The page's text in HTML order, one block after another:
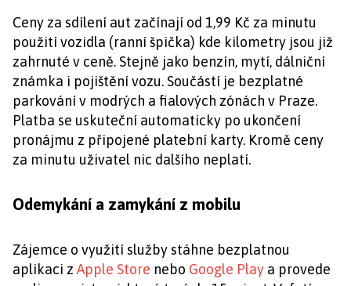
Ceny za sdílení aut začínají od 1,99 Kč za minutu
použití vozidla (ranní špička) kde kilometry jsou již
zahrnuté v ceně. Stejně jako benzín, mytí, dálniční
známka i pojištění vozu. Součástí je bezplatné
parkování v modrých a fialových zónách v Praze.
Platba se uskuteční automaticky po ukončení
pronájmu z připojené platební karty. Kromě ceny
za minutu uživatel nic dalšího neplatí.
Odemykání a zamykání z mobilu
Zájemce o využití služby stáhne bezplatnou
aplikaci z Apple Store nebo Google Play a provede